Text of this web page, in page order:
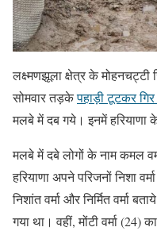
लक्ष्मणझूला क्षेत्र के मोहनचट्टी
सोमवार तड़केपहाड़ी टूटकर
मलबे में दब गये। इनमें हरियाणा
मलबे में दबे लोगों के नाम कमल
हरियाणा अपने परिजनों निशा
निशांत वर्मा और निर्मित वर्मा
गया था। वहीं, मोंटी वर्मा (24)